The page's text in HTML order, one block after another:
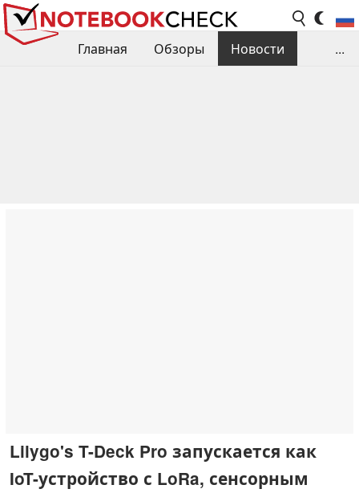
Главная Обзоры
Новости
...
Lilygo's T-Deck Pro запускается как
IoT-устройство с LoRa, сенсорным